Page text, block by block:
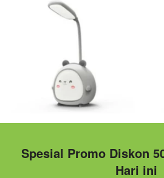
Spesial Promo Diskon
Hari ini